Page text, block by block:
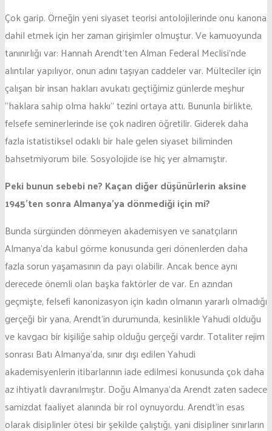
Çok garip. Örneğin yeni siyaset teorisi antolojilerinde onu kanona
dahil etmek için her zaman girişimler olmuştur. Ve kamuoyunda
tanınırlığı var: Hannah Arendt’ten Alman Federal Meclisi’nde
alıntılar yapılıyor, onun adını taşıyan caddeler var. Mülteciler için
çalışan bir insan hakları avukatı geçtiğimiz günlerde meşhur
“haklara sahip olma hakkı” tezini ortaya attı. Bununla birlikte,
felsefe seminerlerinde ise çok nadiren öğretilir. Giderek daha
fazla istatistiksel odaklı bir hale gelen siyaset biliminden
bahsetmiyorum bile. Sosyolojide ise hiç yer almamıştır.
Peki bunun sebebi ne? Kaçan diğer düşünürlerin aksine
1945’ten sonra Almanya’ya dönmediği için mi?
Bunda sürgünden dönmeyen akademisyen ve sanatçıların
Almanya’da kabul görme konusunda geri dönenlerden daha
fazla sorun yaşamasının da payı olabilir. Ancak bence aynı
derecede önemli olan başka faktörler de var. En azından
geçmişte, felsefi kanonizasyon için kadın olmanın yararlı olmadığı
gerçeği bir yana, Arendt’in durumunda, kesinlikle Yahudi olduğu
ve kavgacı bir kişiliğe sahip olduğu gerçeği vardır. Totaliter rejim
sonrası Batı Almanya’da, sınır dışı edilen Yahudi
akademisyenlerin itibarlarının iade edilmesi konusunda çok daha
az ihtiyatlı davranılmıştır. Doğu Almanya’da Arendt zaten sadece
samizdat faaliyet alanında bir rol oynuyordu. Arendt’in esas
olarak disiplinler ötesi bir şekilde çalıştığı, yani disipliner sınırların